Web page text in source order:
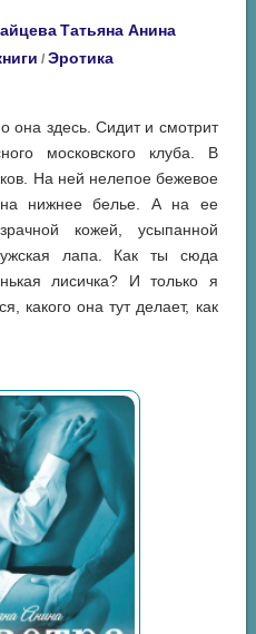
Татьяна Анина
/Эротика
она здесь. Сидит и смотрит
московского клуба. В
На ней нелепое бежевое
нижнее белье. А на ее
кожей, усыпанной
лапа. Как ты сюда
лисичка? И только я
какого она тут делает, как